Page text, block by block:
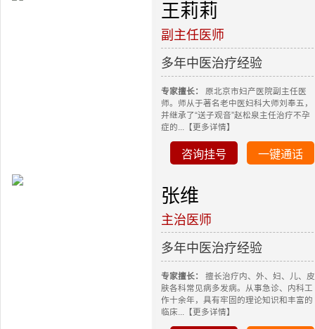
王莉莉
副主任医师
多年中医治疗经验
专家擅长：
原北京市妇产医院副主任医
师。师从于著名老中医妇科大师刘奉五，
并继承了“送子观音”赵松泉主任治疗不孕
症的...【更多详情】
咨询挂号 一键通话
张维
主治医师
多年中医治疗经验
专家擅长：
擅长治疗内、外、妇、儿、皮
肤各科常见病多发病。从事急诊、内科工
作十余年，具有牢固的理论知识和丰富的
临床...【更多详情】